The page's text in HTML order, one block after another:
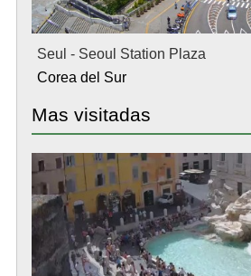
Seul - Seoul Station Plaza
Corea del Sur
Mas visitadas